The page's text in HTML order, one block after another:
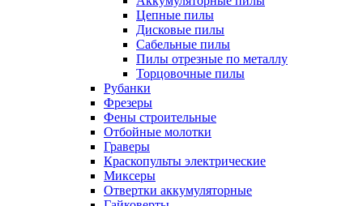
Цепные пилы
Дисковые пилы
Сабельные пилы
Пилы отрезные по металлу
Торцовочные пилы
Рубанки
Фрезеры
Фены строительные
Отбойные молотки
Граверы
Краскопульты электрические
Миксеры
Отвертки аккумуляторные